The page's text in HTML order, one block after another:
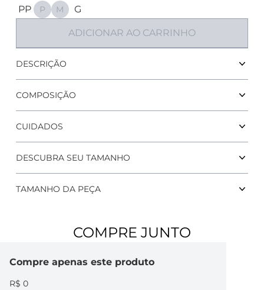
PP P M G
ADICIONAR AO CARRINHO
Calça Pantalona Bahamas 6
DESCRIÇÃO
COMPOSIÇÃO
CUIDADOS
DESCUBRA SEU TAMANHO
TAMANHO DA PEÇA
COMPRE JUNTO
Compre apenas este produto
R$ 0